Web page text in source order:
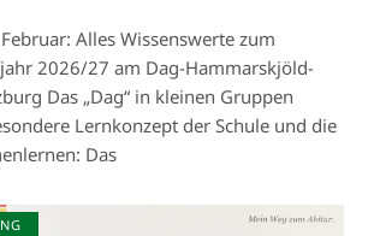
Alles Wissenswerte zum
2026/27 am Dag-Hammarskjöld-
Das „Dag“ in kleinen Gruppen
Lernkonzept der Schule und die
Das